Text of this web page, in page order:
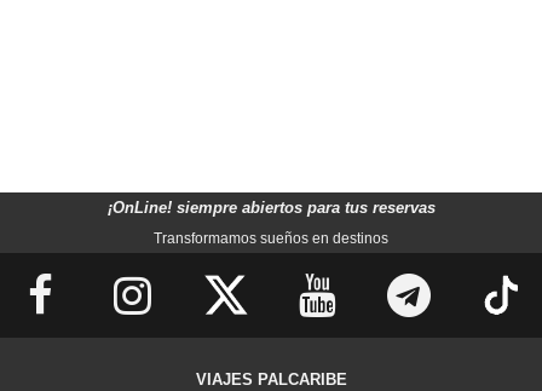
¡OnLine! siempre abiertos para tus reservas
Transformamos sueños en destinos
VIAJES PALCARIBE